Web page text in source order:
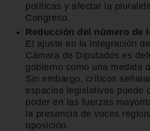
políticas y afectar la
Congreso.
Reducción del número de
El ajuste en la integración
Cámara de Diputados es
gobierno como una medida
Sin embargo, críticos
espacios legislativos puede
poder en las fuerzas
la presencia de voces
oposición.